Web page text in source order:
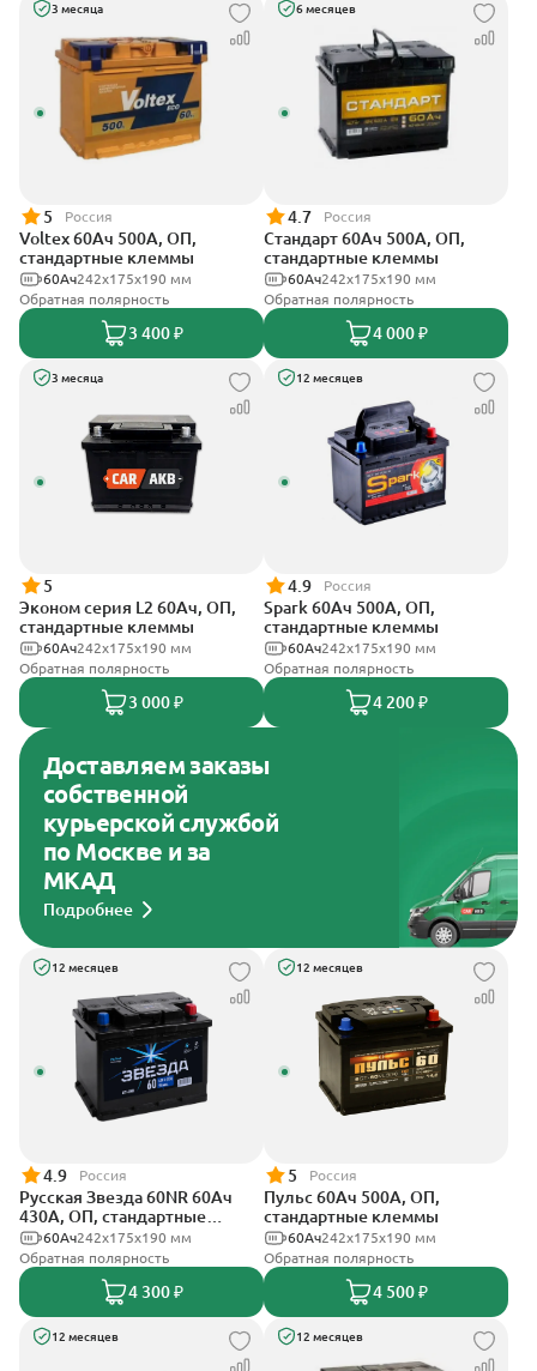
3 месяца
5 Россия
Voltex 60Ач 500А, ОП,
стандартные клеммы
242х175х190 мм
60Ач
Обратная полярность
3 400 ₽
6 месяцев
4.7 Россия
Стандарт 60Ач 500А, ОП,
стандартные клеммы
242x175x190 мм
60Ач
Обратная полярность
4 000 ₽
3 месяца
5
Эконом серия L2 60Ач, ОП,
стандартные клеммы
242х175х190 мм
60Ач
Обратная полярность
3 000 ₽
12 месяцев
4.9 Россия
Spark 60Ач 500А, ОП,
стандартные клеммы
242х175х190 мм
60Ач
Обратная полярность
4 200 ₽
Доставляем заказы
собственной
курьерской службой
по Москве и за
МКАД
Подробнее
12 месяцев
4.9 Россия
Русская Звезда 60NR 60Ач
430А, ОП, стандартные
клеммы242x175x190 мм
60Ач
Обратная полярность
4 300 ₽
12 месяцев
5 Россия
Пульс 60Ач 500А, ОП,
стандартные клеммы
242x175x190 мм
60Ач
Обратная полярность
4 500 ₽
12 месяцев 12 месяцев